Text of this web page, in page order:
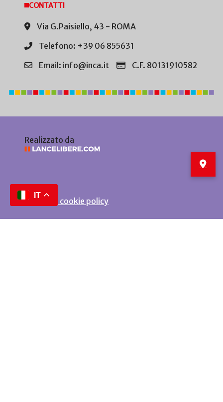
CONTATTI
Via G.Paisiello, 43 - ROMA
Telefono: +39 06 855631
Email: info@inca.it
C.F. 80131910582
Realizzato da
Privacy e cookie policy
IT